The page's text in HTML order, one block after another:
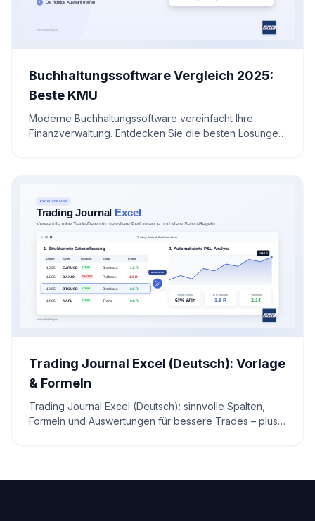
Buchhaltungssoftware Vergleich 2025:
Beste KMU
Moderne Buchhaltungssoftware vereinfacht Ihre
Finanzverwaltung. Entdecken Sie die besten Lösungen
Trading Journal Excel (Deutsch): Vorlage
& Formeln
Trading Journal Excel (Deutsch): sinnvolle Spalten,
Formeln und Auswertungen für bessere Trades – plus